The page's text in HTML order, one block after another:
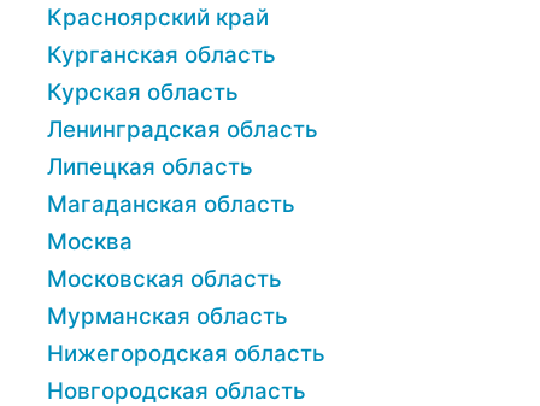
Красноярский край
Курганская область
Курская область
Ленинградская область
Липецкая область
Магаданская область
Москва
Московская область
Мурманская область
Нижегородская область
Новгородская область